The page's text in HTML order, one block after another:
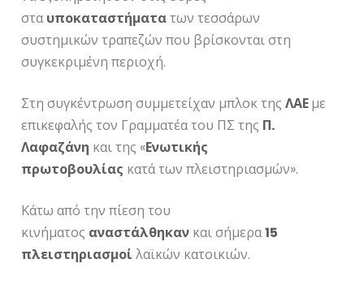
σταυποκαταστήματατων τεσσάρων
συστημικών τραπεζών που βρίσκονται στη
συγκεκριμένη περιοχή.
Στη συγκέντρωση συμμετείχαν μπλοκ τηςΛΑΕμε
επικεφαλής τον Γραμματέα του ΠΣ της Π.
Λαφαζάνη και της «Ενωτικής
πρωτοβουλίας κατά των πλειστηριασμών».
Κάτω από την πίεση του
κινήματος αναστάλθηκαν και σήμερα15
πλειστηριασμοί λαϊκών κατοικιών.